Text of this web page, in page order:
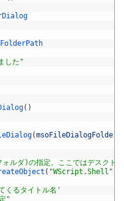
FolderPath
した"
( )
(
ルダ)の指定。ここではデスクト
( "WScript.Shell"
くるタイトル名'
"